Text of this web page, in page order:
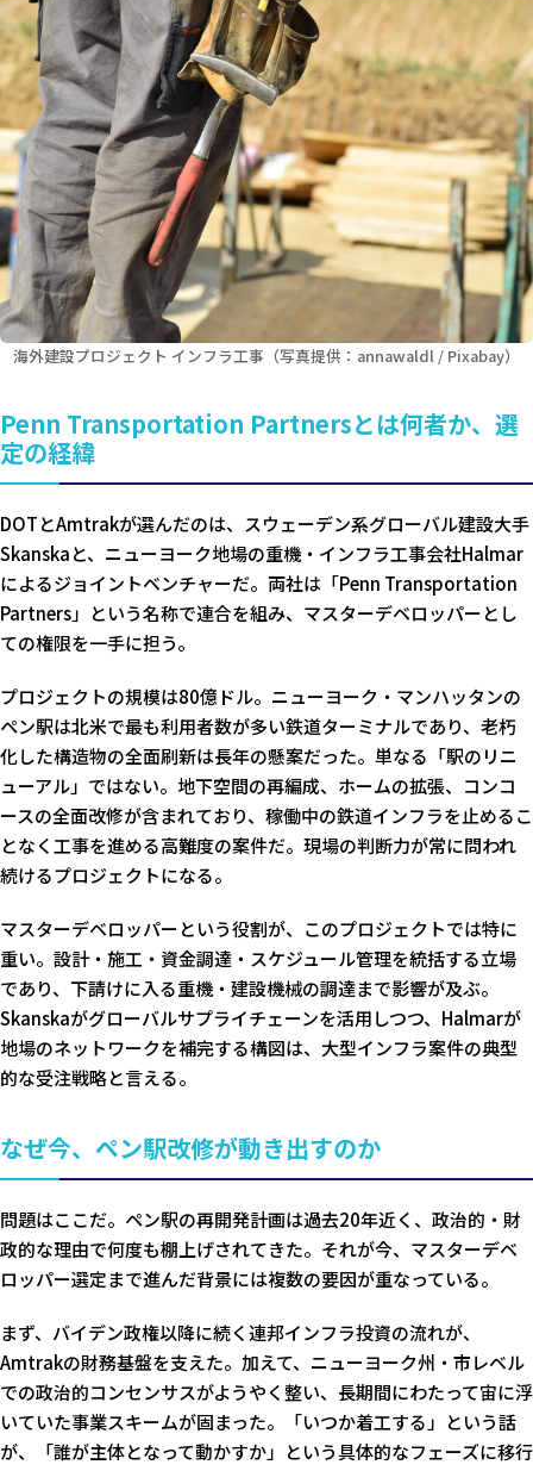
海外建設プロジェクト インフラ工事（写真提供：annawaldl / Pixabay）
Penn Transportation Partnersとは何者か、選
定の経緯
DOTとAmtrakが選んだのは、スウェーデン系グローバル建設大手
Skanskaと、ニューヨーク地場の重機・インフラ工事会社Halmar
によるジョイントベンチャーだ。両社は「Penn Transportation
Partners」という名称で連合を組み、マスターデベロッパーとし
ての権限を一手に担う。
プロジェクトの規模は80億ドル。ニューヨーク・マンハッタンの
ペン駅は北米で最も利用者数が多い鉄道ターミナルであり、老朽
化した構造物の全面刷新は長年の懸案だった。単なる「駅のリニ
ューアル」ではない。地下空間の再編成、ホームの拡張、コンコ
ースの全面改修が含まれており、稼働中の鉄道インフラを止めるこ
となく工事を進める高難度の案件だ。現場の判断力が常に問われ
続けるプロジェクトになる。
マスターデベロッパーという役割が、このプロジェクトでは特に
重い。設計・施工・資金調達・スケジュール管理を統括する立場
であり、下請けに入る重機・建設機械の調達まで影響が及ぶ。
Skanskaがグローバルサプライチェーンを活用しつつ、Halmarが
地場のネットワークを補完する構図は、大型インフラ案件の典型
的な受注戦略と言える。
なぜ今、ペン駅改修が動き出すのか
問題はここだ。ペン駅の再開発計画は過去20年近く、政治的・財
政的な理由で何度も棚上げされてきた。それが今、マスターデベ
ロッパー選定まで進んだ背景には複数の要因が重なっている。
まず、バイデン政権以降に続く連邦インフラ投資の流れが、
Amtrakの財務基盤を支えた。加えて、ニューヨーク州・市レベル
での政治的コンセンサスがようやく整い、長期間にわたって宙に浮
いていた事業スキームが固まった。「いつか着工する」という話
が、「誰が主体となって動かすか」という具体的なフェーズに移行